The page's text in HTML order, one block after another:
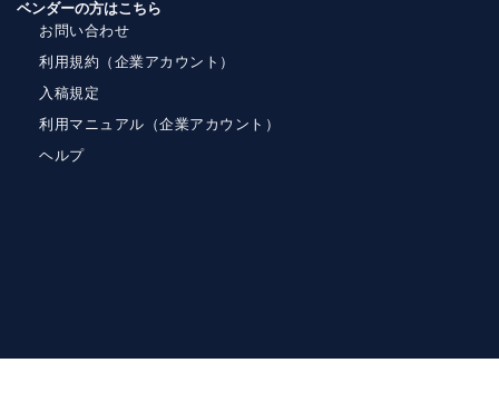
ベンダーの方はこちら
お問い合わせ
利用規約（企業アカウント）
入稿規定
利用マニュアル（企業アカウント）
ヘルプ